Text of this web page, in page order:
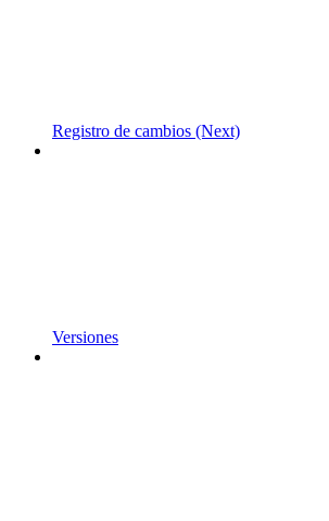
Registro de cambios (Next)
Versiones